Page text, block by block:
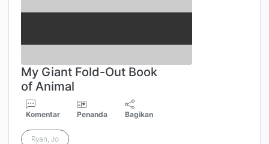
My Giant Fold-Out Book
of Animal
Komentar Penanda Bagikan
Ryan, Jo